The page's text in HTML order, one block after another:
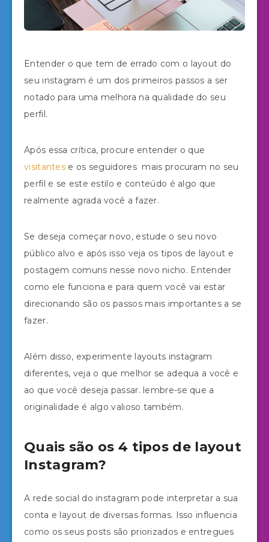
Entender o que tem de errado com o layout do
seu instagram é um dos primeiros passos a ser
notado para uma melhora na qualidade do seu
perfil.
Após essa crítica, procure entender o que
visitantes e os seguidores mais procuram no seu
perfil e se este estilo e conteúdo é algo que
realmente agrada você a fazer.
Se deseja começar novo, estude o seu novo
público alvo e após isso veja os tipos de layout e
postagem comuns nesse novo nicho. Entender
como ele funciona e para quem você vai estar
direcionando são os passos mais importantes a se
fazer.
Além disso, experimente layouts instagram
diferentes, veja o que melhor se adequa a você e
ao que você deseja passar. lembre-se que a
originalidade é algo valioso também.
Quais são os 4 tipos de layout
Instagram?
A rede social do instagram pode interpretar a sua
conta e layout de diversas formas. Isso influencia
como os seus posts são priorizados e entregues